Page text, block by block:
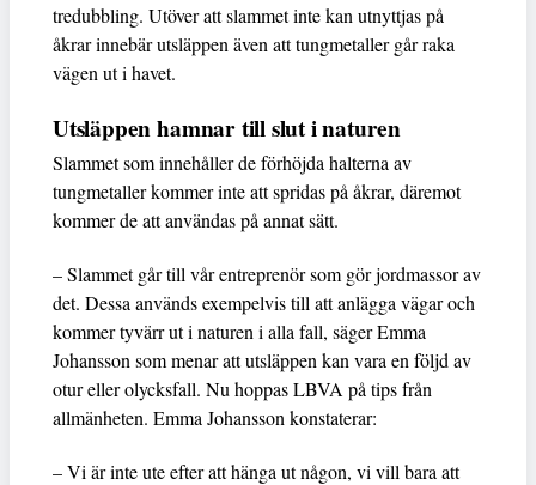
tredubbling. Utöver att slammet inte kan utnyttjas på
åkrar innebär utsläppen även att tungmetaller går raka
vägen ut i havet.
Utsläppen hamnar till slut i naturen
Slammet som innehåller de förhöjda halterna av
tungmetaller kommer inte att spridas på åkrar, däremot
kommer de att användas på annat sätt.
– Slammet går till vår entreprenör som gör jordmassor av
det. Dessa används exempelvis till att anlägga vägar och
kommer tyvärr ut i naturen i alla fall, säger Emma
Johansson som menar att utsläppen kan vara en följd av
otur eller olycksfall. Nu hoppas LBVA på tips från
allmänheten. Emma Johansson konstaterar:
– Vi är inte ute efter att hänga ut någon, vi vill bara att